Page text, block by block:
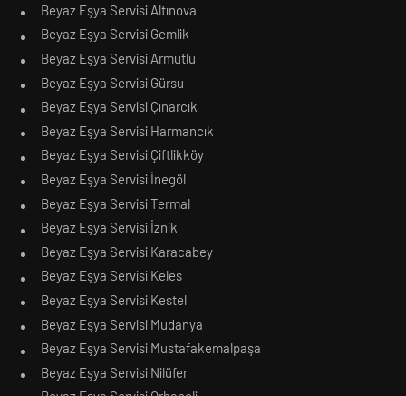
Beyaz Eşya Servisi Altınova
Beyaz Eşya Servisi Gemlik
Beyaz Eşya Servisi Armutlu
Beyaz Eşya Servisi Gürsu
Beyaz Eşya Servisi Çınarcık
Beyaz Eşya Servisi Harmancık
Beyaz Eşya Servisi Çiftlikköy
Beyaz Eşya Servisi İnegöl
Beyaz Eşya Servisi Termal
Beyaz Eşya Servisi İznik
Beyaz Eşya Servisi Karacabey
Beyaz Eşya Servisi Keles
Beyaz Eşya Servisi Kestel
Beyaz Eşya Servisi Mudanya
Beyaz Eşya Servisi Mustafakemalpaşa
Beyaz Eşya Servisi Nilüfer